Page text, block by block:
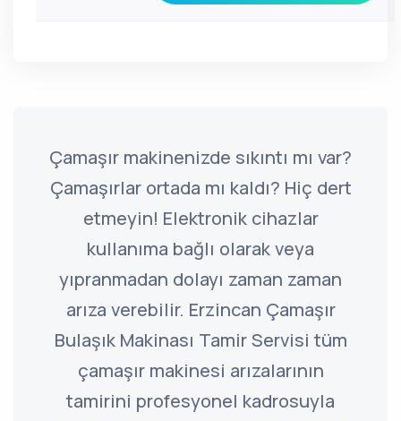
Çamaşır makinenizde sıkıntı mı var?
Çamaşırlar ortada mı kaldı? Hiç dert
etmeyin! Elektronik cihazlar
kullanıma bağlı olarak veya
yıpranmadan dolayı zaman zaman
arıza verebilir. Erzincan Çamaşır
Bulaşık Makinası Tamir Servisi tüm
çamaşır makinesi arızalarının
tamirini profesyonel kadrosuyla